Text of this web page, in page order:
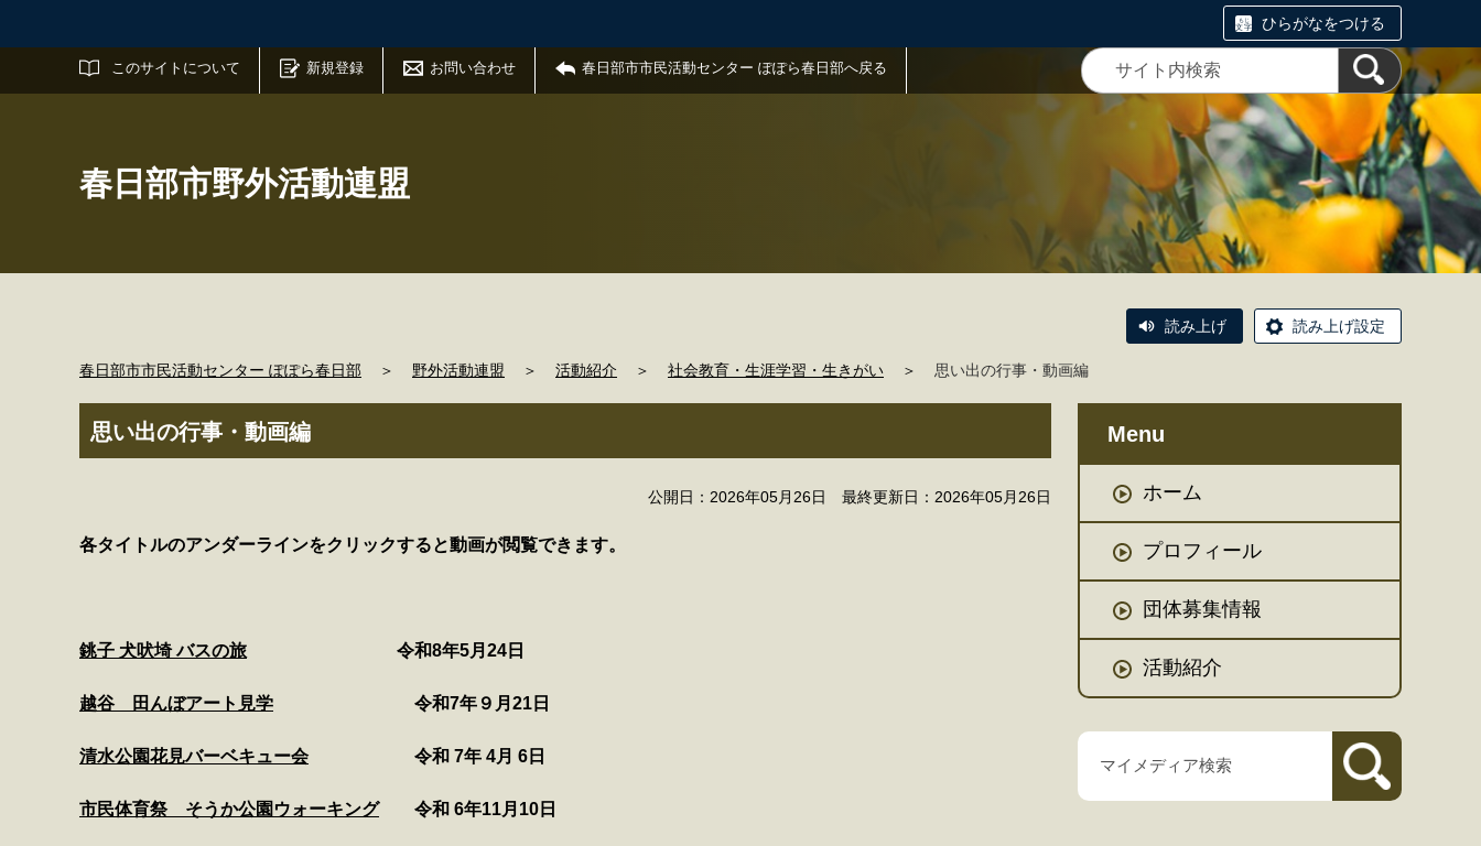
ひらがなをつける
このサイトについて 新規登録 お問い合わせ 春日部市市民活動センター ぽぽら春日部へ戻る
サイト内検索
春日部市野外活動連盟
読み上げ 読み上げ設定
春日部市市民活動センター ぽぽら春日部 ＞ 野外活動連盟 ＞ 活動紹介 ＞ 社会教育・生涯学習・生きがい ＞ 思い出の行事・動画編
思い出の行事・動画編
公開日：2026年05月26日 最終更新日：2026年05月26日
各タイトルのアンダーラインをクリックすると動画が閲覧できます。
銚子 犬吠埼 バスの旅 令和8年5月24日
越谷 田んぼアート見学 令和7年９月21日
清水公園花見バーベキュー会 令和 7年 4月 6日
市民体育祭 そうか公園ウォーキング令和 6年11月10日
Menu
ホーム
プロフィール
団体募集情報
活動紹介
マイメディア検索